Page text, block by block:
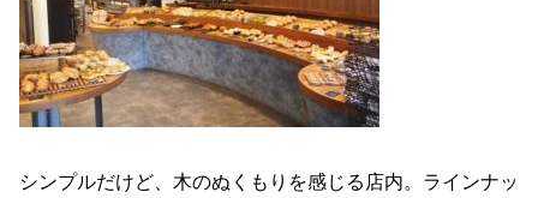
シンプルだけど、木のぬくもりを感じる店内。ラインナッ